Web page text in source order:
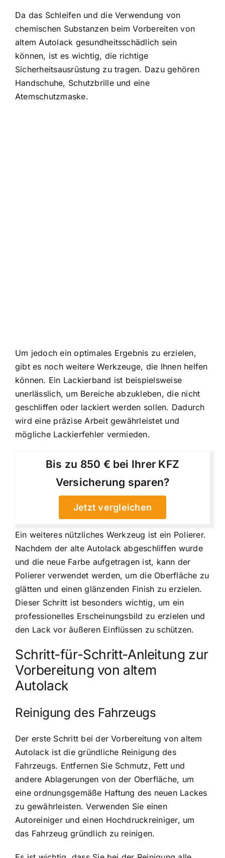
Da das Schleifen und die Verwendung von
chemischen Substanzen beim Vorbereiten von
altem Autolack gesundheitsschädlich sein
können, ist es wichtig, die richtige
Sicherheitsausrüstung zu tragen. Dazu gehören
Handschuhe, Schutzbrille und eine
Atemschutzmaske.
Um jedoch ein optimales Ergebnis zu erzielen,
gibt es noch weitere Werkzeuge, die Ihnen helfen
können. Ein Lackierband ist beispielsweise
unerlässlich, um Bereiche abzukleben, die nicht
geschliffen oder lackiert werden sollen. Dadurch
wird eine präzise Arbeit gewährleistet und
mögliche Lackierfehler vermieden.
Bis zu 850 € bei Ihrer KFZ
Versicherung sparen?
Jetzt vergleichen
Ein weiteres nützliches Werkzeug ist ein Polierer.
Nachdem der alte Autolack abgeschliffen wurde
und die neue Farbe aufgetragen ist, kann der
Polierer verwendet werden, um die Oberfläche zu
glätten und einen glänzenden Finish zu erzielen.
Dieser Schritt ist besonders wichtig, um ein
professionelles Erscheinungsbild zu erzielen und
den Lack vor äußeren Einflüssen zu schützen.
Schritt-für-Schritt-Anleitung zur
Vorbereitung von altem
Autolack
Reinigung des Fahrzeugs
Der erste Schritt bei der Vorbereitung von altem
Autolack ist die gründliche Reinigung des
Fahrzeugs. Entfernen Sie Schmutz, Fett und
andere Ablagerungen von der Oberfläche, um
eine ordnungsgemäße Haftung des neuen Lackes
zu gewährleisten. Verwenden Sie einen
Autoreiniger und einen Hochdruckreiniger, um
das Fahrzeug gründlich zu reinigen.